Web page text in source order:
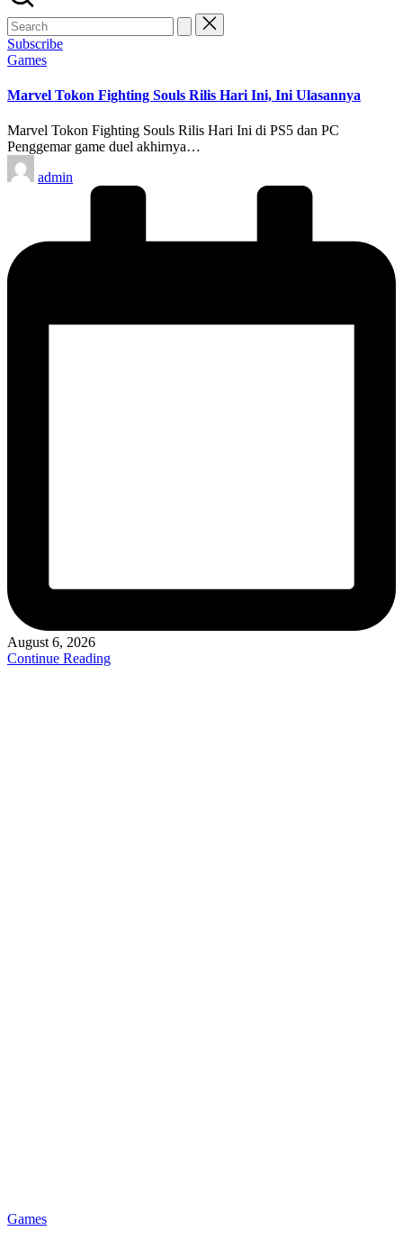
Subscribe
Posted
Games
Marvel Tokon Fighting Souls Rilis Hari Ini, Ini Ulasannya
Marvel Tokon Fighting Souls Rilis Hari Ini di PS5 dan PC
Penggemar game duel akhirnya…
Posted
by
admin
August 6, 2026
Continue Reading
Posted
Games